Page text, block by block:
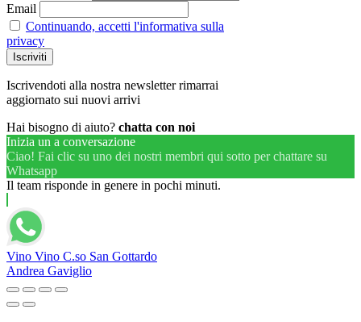
Email
Continuando, accetti l'informativa sulla
privacy
Iscrivendoti alla nostra newsletter rimarrai
aggiornato sui nuovi arrivi
Hai bisogno di aiuto? chatta con noi
Inizia un a conversazione
Ciao! Fai clic su uno dei nostri membri qui sotto per chattare su
Whatsapp
Il team risponde in genere in pochi minuti.
Vino Vino C.so San Gottardo
Andrea Gaviglio